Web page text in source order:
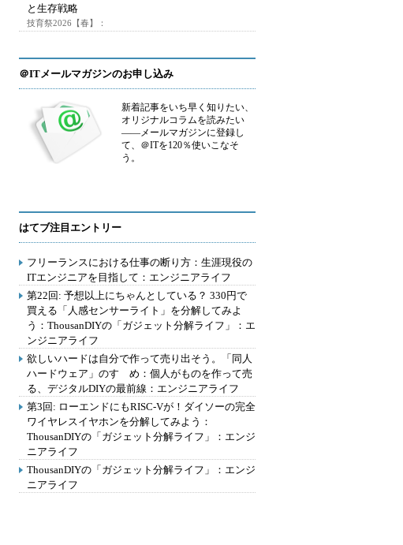
と生存戦略
技育祭2026【春】：
＠ITメールマガジンのお申し込み
新着記事をいち早く知りたい、
オリジナルコラムを読みたい
――メールマガジンに登録し
て、＠ITを120％使いこなそ
う。
はてブ注目エントリー
フリーランスにおける仕事の断り方：生涯現役の
ITエンジニアを目指して：エンジニアライフ
第22回: 予想以上にちゃんとしている？ 330円で
買える「人感センサーライト」を分解してみよ
う：ThousanDIYの「ガジェット分解ライフ」：エ
ンジニアライフ
欲しいハードは自分で作って売り出そう。「同人
ハードウェア」のすゝめ：個人がものを作って売
る、デジタルDIYの最前線：エンジニアライフ
第3回: ローエンドにもRISC-Vが！ダイソーの完全
ワイヤレスイヤホンを分解してみよう：
ThousanDIYの「ガジェット分解ライフ」：エンジ
ニアライフ
ThousanDIYの「ガジェット分解ライフ」：エンジ
ニアライフ